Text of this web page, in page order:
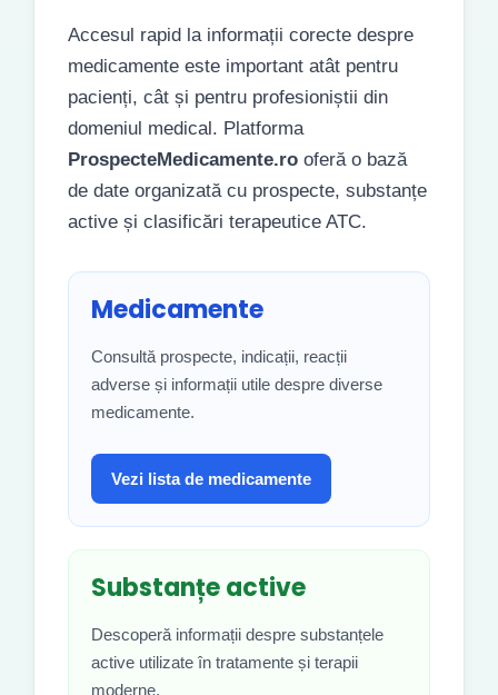
Accesul rapid la informații corecte despre
medicamente este important atât pentru
pacienți, cât și pentru profesioniștii din
domeniul medical. Platforma
ProspecteMedicamente.ro oferă o bază
de date organizată cu prospecte, substanțe
active și clasificări terapeutice ATC.
Medicamente
Consultă prospecte, indicații, reacții
adverse și informații utile despre diverse
medicamente.
Vezi lista de medicamente
Substanțe active
Descoperă informații despre substanțele
active utilizate în tratamente și terapii
moderne.